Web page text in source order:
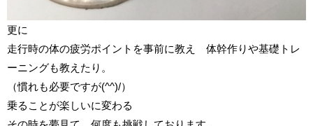
更に
走行時の体の疲労ポイントを事前に教え 体幹作りや基礎トレ
ーニングも教えたり。
（慣れも必要ですが(^^)/）
乗ることが楽しいに変わる